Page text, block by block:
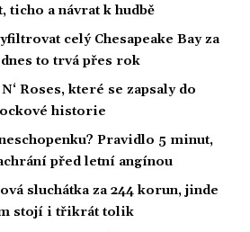
ticho a návrat k hudbě
celý Chesapeake Bay za
to trvá přes rok
Roses, které se zapsaly do
historie
Pravidlo 5 minut,
před letní angínou
sluchátka za 244 korun, jinde
stojí i třikrát tolik